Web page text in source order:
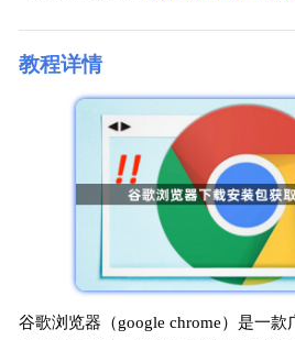
教程详情
谷歌浏览器（google chrome）是一款